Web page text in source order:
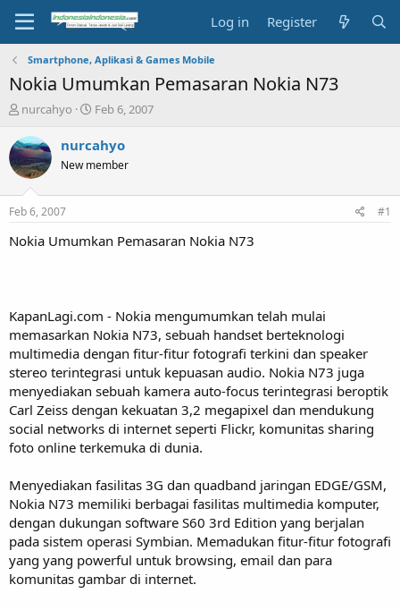
Log in Register
Smartphone, Aplikasi & Games Mobile
Nokia Umumkan Pemasaran Nokia N73
T
r
e
a
s
t
a
nurcahyo
S
a
t
e
Feb 6, 2007
nurcahyo
New member
Feb 6, 2007 #1
Nokia Umumkan Pemasaran Nokia N73
KapanLagi.com - Nokia mengumumkan telah mulai
memasarkan Nokia N73, sebuah handset berteknologi
multimedia dengan fitur-fitur fotografi terkini dan speaker
stereo terintegrasi untuk kepuasan audio. Nokia N73 juga
menyediakan sebuah kamera auto-focus terintegrasi beroptik
Carl Zeiss dengan kekuatan 3,2 megapixel dan mendukung
social networks di internet seperti Flickr, komunitas sharing
foto online terkemuka di dunia.
Menyediakan fasilitas 3G dan quadband jaringan EDGE/GSM,
Nokia N73 memiliki berbagai fasilitas multimedia komputer,
dengan dukungan software S60 3rd Edition yang berjalan
pada sistem operasi Symbian. Memadukan fitur-fitur fotografi
yang yang powerful untuk browsing, email dan para
komunitas gambar di internet.